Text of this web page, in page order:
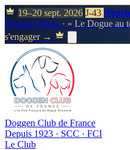
19–20 sept. 2026 J-43
Doggen Show · « Le Dogue au
s'engager →
Doggen Club de France
Depuis 1923 · SCC · FCI
Le Club